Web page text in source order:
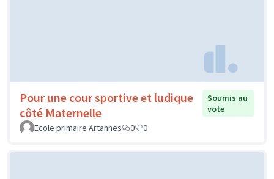
Pour une cour sportive et ludique
côté Maternelle
Soumis au
vote
Ecole primaire Artannes
0 0